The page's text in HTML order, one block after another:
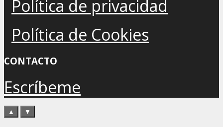
Política de privacidad
Política de Cookies
CONTACTO
Escríbeme
▲ ▼